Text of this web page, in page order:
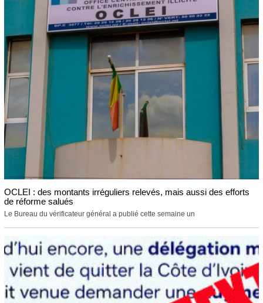
OCLEI : des montants irréguliers relevés, mais aussi des efforts
de réforme salués
Le Bureau du vérificateur général a publié cette semaine un